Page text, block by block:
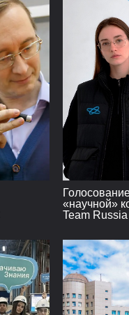
«научной»
Team